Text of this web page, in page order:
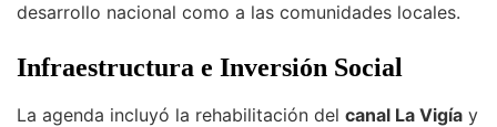
desarrollo nacional como a las comunidades locales.
Infraestructura e Inversión Social
La agenda incluyó la rehabilitación del canal La Vigía y